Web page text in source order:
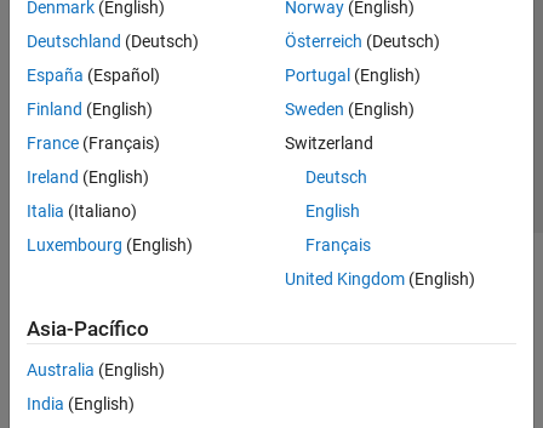
Denmark (English)
Deutschland (Deutsch)
España (Español)
Finland (English)
France (Français)
Ireland (English)
Italia (Italiano)
Luxembourg (English)
Norway(English)
Österreich (Deutsch)
Portugal (English)
Sweden (English)
Switzerland
Deutsch
English
Français
United Kingdom(English)
Asia-Pacífico
Australia (English)
India (English)
Política de privacidad
Antipiratería
Estado de las aplicaciones
Información de contacto
© 1994-2026 The MathWorks, Inc.